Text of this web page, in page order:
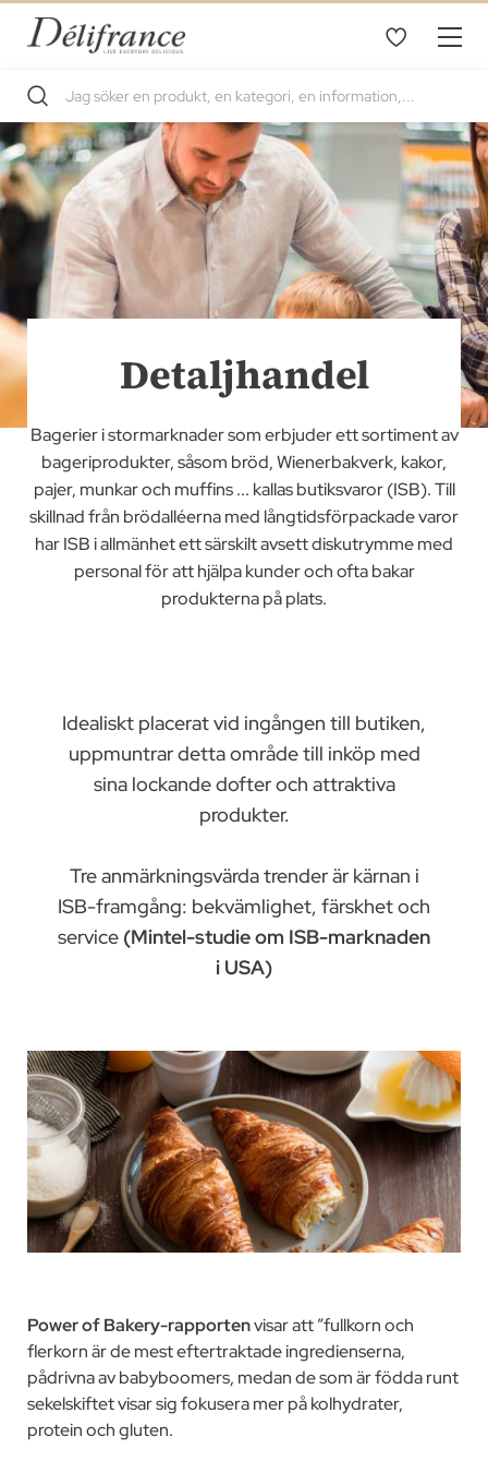
Detaljhandel
Bagerier i stormarknader som erbjuder ett sortiment av
bageriprodukter, såsom bröd, Wienerbakverk, kakor,
pajer, munkar och muffins ... kallas butiksvaror (ISB). Till
skillnad från brödalléerna med långtidsförpackade varor
har ISB i allmänhet ett särskilt avsett diskutrymme med
personal för att hjälpa kunder och ofta bakar
produkterna på plats.
Idealiskt placerat vid ingången till butiken,
uppmuntrar detta område till inköp med
sina lockande dofter och attraktiva
produkter.
Tre anmärkningsvärda trender är kärnan i
ISB-framgång: bekvämlighet, färskhet och
service (Mintel-studie om ISB-marknaden
i USA)
Power of Bakery-rapportenvisar att ”fullkorn och
flerkorn är de mest eftertraktade ingredienserna,
pådrivna av babyboomers, medan de som är födda runt
sekelskiftet visar sig fokusera mer på kolhydrater,
protein och gluten.